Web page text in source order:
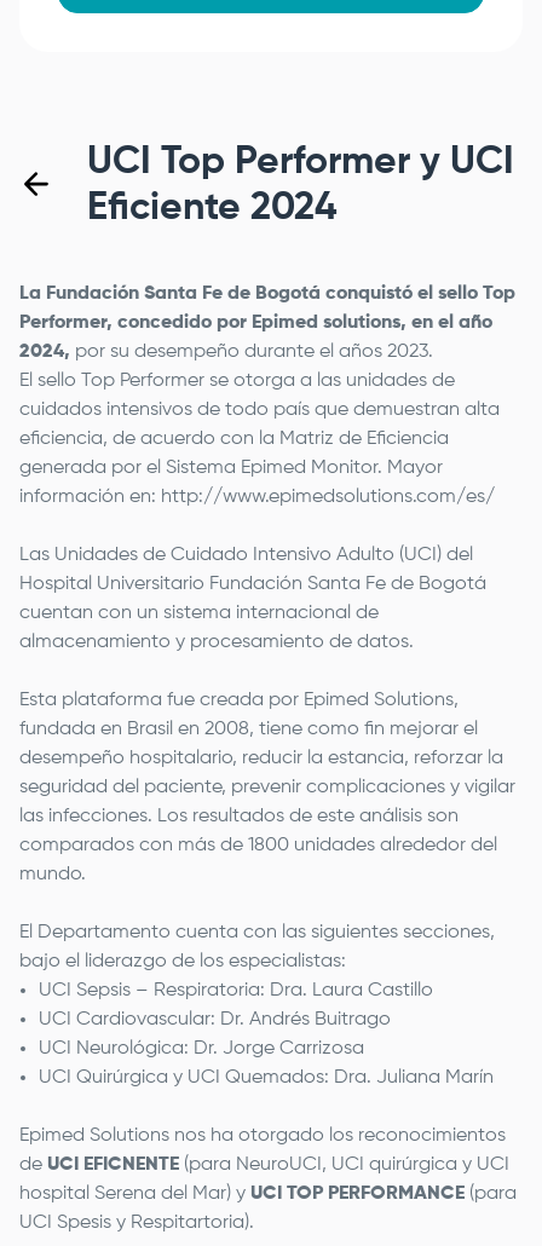
UCI Top Performer y UCI
Eficiente 2024
La Fundación Santa Fe de Bogotá conquistó el sello Top
Performer, concedido por Epimed solutions, en el año
2024, por su desempeño durante el años 2023.
El sello Top Performer se otorga a las unidades de
cuidados intensivos de todo país que demuestran alta
eficiencia, de acuerdo con la Matriz de Eficiencia
generada por el Sistema Epimed Monitor. Mayor
información en: http://www.epimedsolutions.com/es/
Las Unidades de Cuidado Intensivo Adulto (UCI) del
Hospital Universitario Fundación Santa Fe de Bogotá
cuentan con un sistema internacional de
almacenamiento y procesamiento de datos.
Esta plataforma fue creada por Epimed Solutions,
fundada en Brasil en 2008, tiene como fin mejorar el
desempeño hospitalario, reducir la estancia, reforzar la
seguridad del paciente, prevenir complicaciones y vigilar
las infecciones. Los resultados de este análisis son
comparados con más de 1800 unidades alrededor del
mundo.
El Departamento cuenta con las siguientes secciones,
bajo el liderazgo de los especialistas:
UCI Sepsis – Respiratoria: Dra. Laura Castillo
UCI Cardiovascular: Dr. Andrés Buitrago
UCI Neurológica: Dr. Jorge Carrizosa
UCI Quirúrgica y UCI Quemados: Dra. Juliana Marín
Epimed Solutions nos ha otorgado los reconocimientos
de UCI EFICNENTE (para NeuroUCI, UCI quirúrgica y UCI
hospital Serena del Mar) y UCI TOP PERFORMANCE (para
UCI Spesis y Respitartoria).